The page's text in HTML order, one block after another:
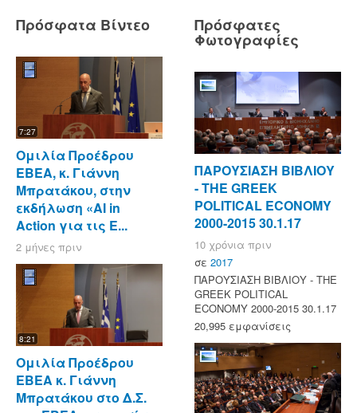
Πρόσφατα Βίντεο
7:27
Ομιλία Προέδρου
ΕΒΕΑ, κ. Γιάννη
Μπρατάκου, στην
εκδήλωση «AI in
Action για τις Ε...
2 μήνες πριν
8:21
Ομιλία Προέδρου
ΕΒΕΑ κ. Γιάννη
Μπρατάκου στο Δ.Σ.
Πρόσφατες
Φωτογραφίες
ΠΑΡΟΥΣΙΑΣΗ ΒΙΒΛΙΟΥ
- ΤΗΕ GREEK
POLITICAL ECONOMY
2000-2015 30.1.17
10 χρόνια πριν
σε 2017
ΠΑΡΟΥΣΙΑΣΗ ΒΙΒΛΙΟΥ - ΤΗΕ
GREEK POLITICAL
ECONOMY 2000-2015 30.1.17
20,995 εμφανίσεις